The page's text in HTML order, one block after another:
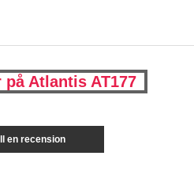
Atlantis AT177
en recension